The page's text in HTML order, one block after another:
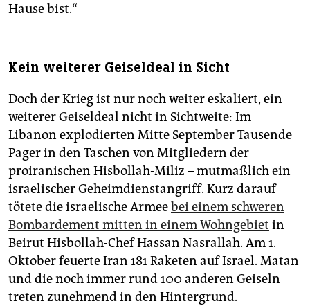
Hause bist.“
Kein weiterer Geiseldeal in Sicht
Doch der Krieg ist nur noch weiter eskaliert, ein
weiterer Geiseldeal nicht in Sichtweite: Im
Libanon explodierten Mitte September Tausende
Pager in den Taschen von Mitgliedern der
proiranischen Hisbollah-Miliz – mutmaßlich ein
israelischer Geheimdienstangriff. Kurz darauf
tötete die israelische Armeebei einem schweren
Bombardement mitten in einem Wohngebiet in
Beirut Hisbollah-Chef Hassan Nasrallah. Am 1.
Oktober feuerte Iran 181 Raketen auf Israel. Matan
und die noch immer rund 100 anderen Geiseln
treten zunehmend in den Hintergrund.